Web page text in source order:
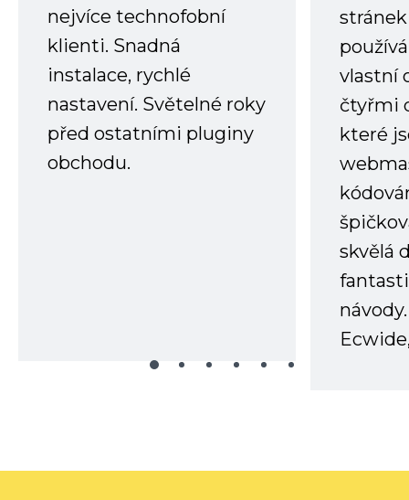
nejvíce technofobní
klienti. Snadná
instalace, rychlé
nastavení. Světelné roky
před ostatními pluginy
obchodu.
vlastní
čtyřmi
které
skvělá